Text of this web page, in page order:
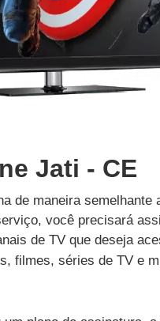
Jati - CE
de maneira semelhante
você precisará
de TV que deseja
filmes, séries de TV e